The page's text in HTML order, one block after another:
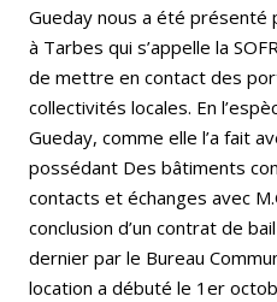
Gueday nous a été présenté
à Tarbes qui s’appelle la
de mettre en contact des
collectivités locales. En
Gueday, comme elle l’a fait
possédant Des bâtiments
contacts et échanges avec
conclusion d’un contrat de
dernier par le Bureau
location a débuté le 1er